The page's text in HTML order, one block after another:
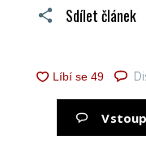
Sdílet článek